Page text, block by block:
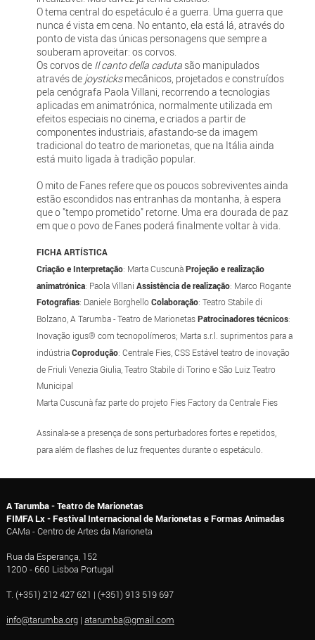
O tema central do espetáculo é a guerra. Uma guerra que
nunca é vista em cena. No entanto, ela está lá, através do
ponto de vista das únicas personagens que sempre a
souberam aproveitar: os corvos.
Os corvos de Il canto della cadutasão manipulados
através de joysticksmecânicos, projetados e construídos
pela cenógrafa Paola Villani, recorrendo a tecnologias
aplicadas em animatrónica, normalmente utilizada em
efeitos especiais no cinema, e criados a partir de
componentes industriais, afastando-se da imagem
tradicional do teatro de marionetas, que na Itália ainda
está muito ligada à tradição popular.
O mito de Fanes refere que os poucos sobreviventes ainda
estão escondidos nas entranhas da montanha, à espera
que o "tempo prometido" retorne. Uma era dourada de paz
em que o povo de Fanes poderá finalmente voltar à vida.
FICHA ARTÍSTICA
Criação e Interpretação: Marta CuscunàProjeção e realização
animatrónica: Paola Villani Assistência de realização: Marco Rogante
Fotografias: Daniele BorghelloColaboração: Teatro Stabile di
Bolzano, A Tarumba - Teatro de MarionetasPatrocinadores técnicos:
Inovação igus® com tecnopolímeros; Marta s.r.l. suprimentos para a
indústriaCoprodução: Centrale Fies, CSS Estável teatro de inovação
de Friuli Venezia Giulia, Teatro Stabile di Torino e São Luiz Teatro
Municipal
Marta Cuscunà faz parte do projeto Fies Factory da Centrale Fies
Assinala-se a presença de sons perturbadores fortes e repetidos,
para além de flashes de luz frequentes durante o espetáculo.
A Tarumba - Teatro de Marionetas
FIMFA Lx - Festival Internacional de Marionetas e Formas Animadas
CAMa - Centro de Artes da Marioneta
Rua da Esperança, 152
1200 - 660 Lisboa Portugal
T. (+351) 212 427 621 | (+351) 913 519 697
info@tarumba.org| atarumba@gmail.com